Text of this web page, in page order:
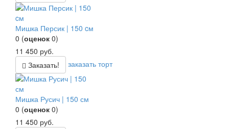
Мишка Персик | 150 cм
0 (оценок 0)
11 450 руб.
Заказать!
заказать торт
Мишка Русич | 150 см
0 (оценок 0)
11 450 руб.